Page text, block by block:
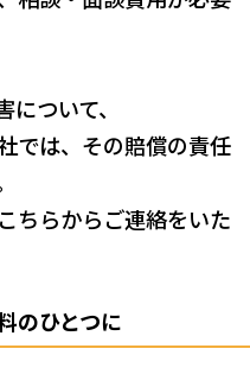
ついて、
では、その賠償の責任
ちらからご連絡をいた
のひとつに